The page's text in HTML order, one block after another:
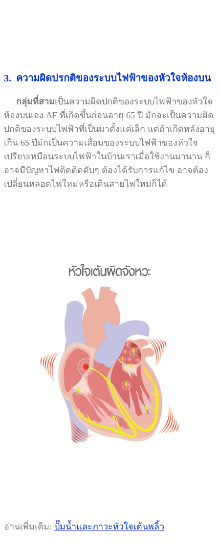
3. ความผิดปรกติของระบบไฟฟ้าของหัวใจห้องบน
กลุ่มที่สามเป็นความผิดปกติของระบบไฟฟ้าของหัวใจ
ห้องบนเอง AF ที่เกิดขึ้นก่อนอายุ 65 ปี มักจะเป็นความผิด
ปกติของระบบไฟฟ้าที่เป็นมาตั้งแต่เล็ก แต่ถ้าเกิดหลังอายุ
เกิน 65 ปีมักเป็นความเสื่อมของระบบไฟฟ้าของหัวใจ
เปรียบเหมือนระบบไฟฟ้าในบ้านเราเมื่อใช้งานมานาน ก็
อาจมีปัญหาไฟติดติดดับๆ ต้องได้รับการแก้ไข อาจต้อง
เปลี่ยนหลอดไฟใหม่หรือเดินสายไฟใหม่ก็ได้
อ่านเพิ่มเติม: ปั๊มน้ำและภาวะหัวใจเต้นพลิ้ว